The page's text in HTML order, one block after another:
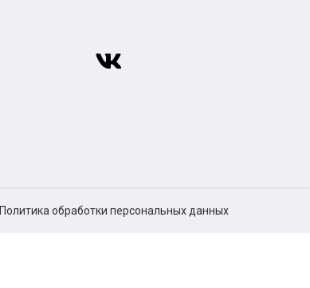
Политика обработки персональных данных